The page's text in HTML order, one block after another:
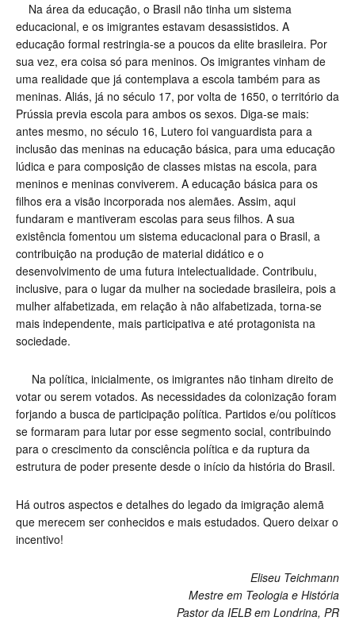
Na área da educação, o Brasil não tinha um sistema
educacional, e os imigrantes estavam desassistidos. A
educação formal restringia-se a poucos da elite brasileira. Por
sua vez, era coisa só para meninos. Os imigrantes vinham de
uma realidade que já contemplava a escola também para as
meninas. Aliás, já no século 17, por volta de 1650, o território da
Prússia previa escola para ambos os sexos. Diga-se mais:
antes mesmo, no século 16, Lutero foi vanguardista para a
inclusão das meninas na educação básica, para uma educação
lúdica e para composição de classes mistas na escola, para
meninos e meninas conviverem. A educação básica para os
filhos era a visão incorporada nos alemães. Assim, aqui
fundaram e mantiveram escolas para seus filhos. A sua
existência fomentou um sistema educacional para o Brasil, a
contribuição na produção de material didático e o
desenvolvimento de uma futura intelectualidade. Contribuiu,
inclusive, para o lugar da mulher na sociedade brasileira, pois a
mulher alfabetizada, em relação à não alfabetizada, torna-se
mais independente, mais participativa e até protagonista na
sociedade.
Na política, inicialmente, os imigrantes não tinham direito de
votar ou serem votados. As necessidades da colonização foram
forjando a busca de participação política. Partidos e/ou políticos
se formaram para lutar por esse segmento social, contribuindo
para o crescimento da consciência política e da ruptura da
estrutura de poder presente desde o início da história do Brasil.
Há outros aspectos e detalhes do legado da imigração alemã
que merecem ser conhecidos e mais estudados. Quero deixar o
incentivo!
Eliseu Teichmann
Mestre em Teologia e História
Pastor da IELB em Londrina, PR